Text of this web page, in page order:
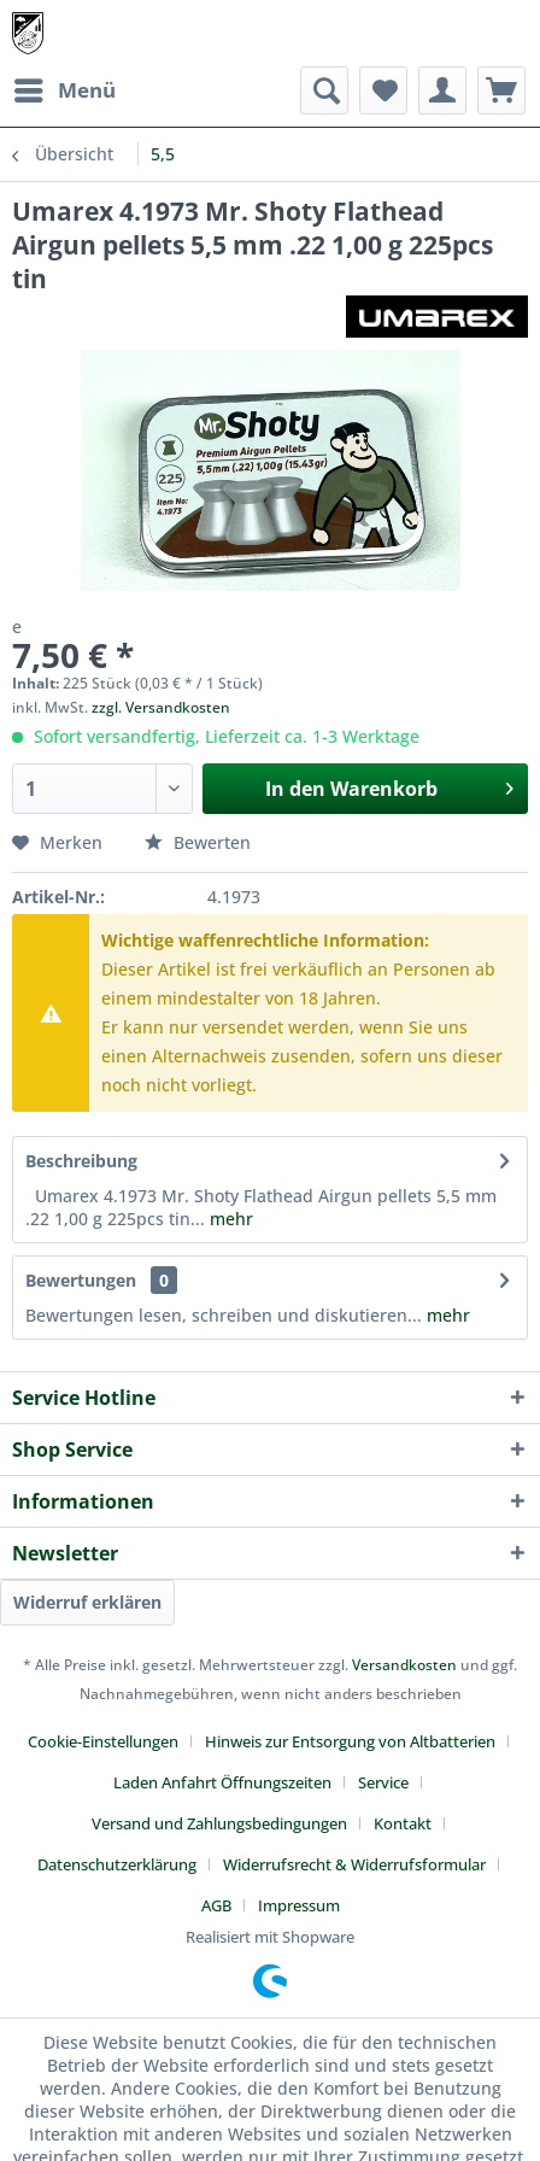
Menü
Übersicht 5,5
Umarex 4.1973 Mr. Shoty Flathead
Airgun pellets 5,5 mm .22 1,00 g 225pcs
tin
e
7,50 € *
Inhalt:225 Stück (0,03 € * / 1 Stück)
inkl. MwSt.zzgl. Versandkosten
Sofort versandfertig, Lieferzeit ca. 1-3 Werktage
In den Warenkorb
Merken Bewerten
Artikel-Nr.:
4.1973
Wichtige waffenrechtliche Information:
Dieser Artikel ist frei verkäuflich an Personen ab
einem mindestalter von 18 Jahren.
Er kann nur versendet werden, wenn Sie uns
einen Alternachweis zusenden, sofern uns dieser
noch nicht vorliegt.
Beschreibung
Umarex 4.1973 Mr. Shoty Flathead Airgun pellets 5,5 mm
.22 1,00 g 225pcs tin... mehr
Bewertungen
0
Bewertungen lesen, schreiben und diskutieren... mehr
Service Hotline
Shop Service
Informationen
Newsletter
Widerruf erklären
* Alle Preise inkl. gesetzl. Mehrwertsteuer zzgl.Versandkosten und ggf.
Nachnahmegebühren, wenn nicht anders beschrieben
Cookie-Einstellungen
Hinweis zur Entsorgung von Altbatterien
Laden Anfahrt Öffnungszeiten
Service
Versand und Zahlungsbedingungen
Kontakt
Datenschutzerklärung
Widerrufsrecht & Widerrufsformular
AGB
Impressum
Realisiert mit Shopware
Diese Website benutzt Cookies, die für den technischen
Betrieb der Website erforderlich sind und stets gesetzt
werden. Andere Cookies, die den Komfort bei Benutzung
dieser Website erhöhen, der Direktwerbung dienen oder die
Interaktion mit anderen Websites und sozialen Netzwerken